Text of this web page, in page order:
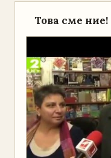
Това сме ние!